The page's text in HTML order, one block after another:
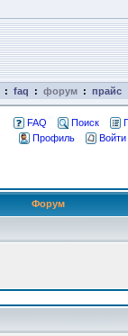
: faq : форум : прайс
FAQ Поиск
Профиль
Форум